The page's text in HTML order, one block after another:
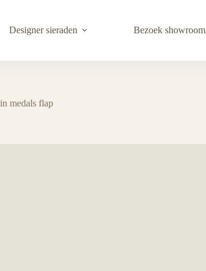
Designer sieraden Bezoek showroom
medals flap